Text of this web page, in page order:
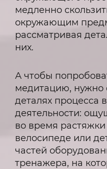
медленно
окружающим
рассматривая
них.
А чтобы
медитацию, нужно
деталях процесса
деятельности:
во время
велосипеде или
частей
тренажера, на